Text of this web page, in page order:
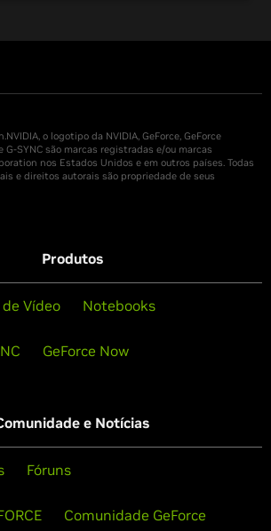
o logotipo da NVIDIA, GeForce, GeForce
G-SYNC são marcas registradas e/ou marcas
nos Estados Unidos e em outros países. Todas
e direitos autorais são propriedade de seus
Produtos
de Vídeo Notebooks
GeForce Now
e Notícias
Fóruns
Comunidade GeForce